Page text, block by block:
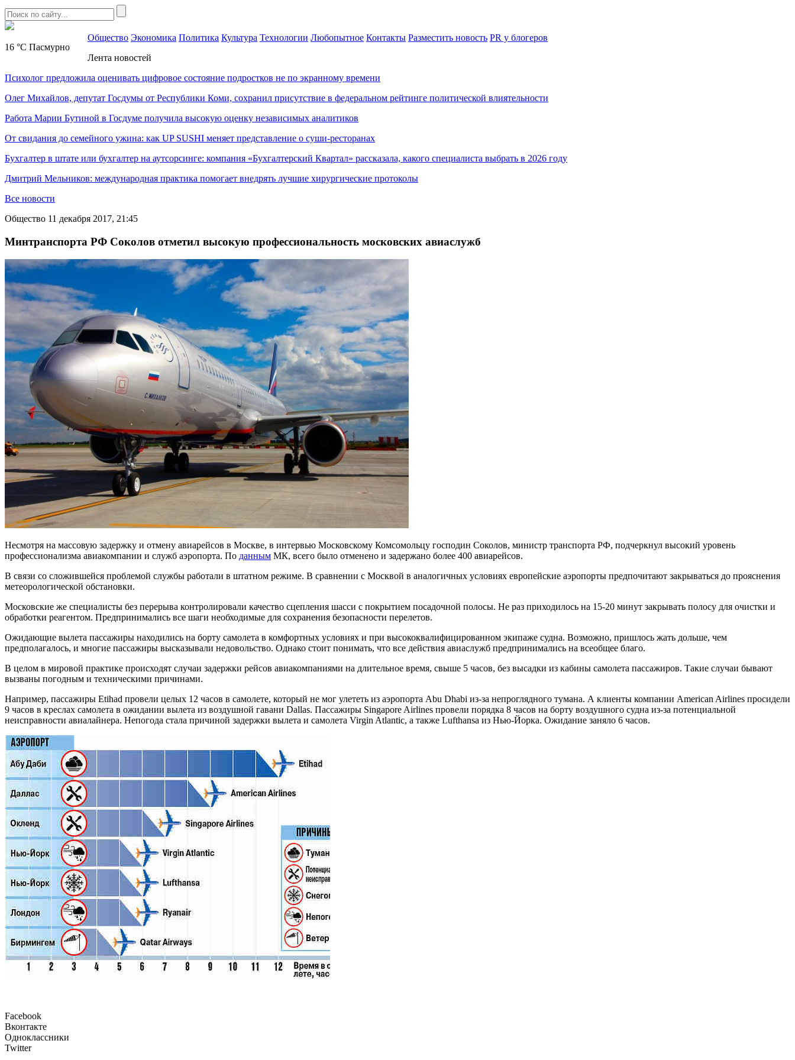
16 °C Пасмурно
Общество Экономика Политика Культура Технологии Любопытное Контакты Разместить новость PR у блогеров
Лента новостей
Психолог предложила оценивать цифровое состояние подростков не по экранному времени
Олег Михайлов, депутат Госдумы от Республики Коми, сохранил присутствие в федеральном рейтинге политической влиятельности
Работа Марии Бутиной в Госдуме получила высокую оценку независимых аналитиков
От свидания до семейного ужина: как UP SUSHI меняет представление о суши-ресторанах
Бухгалтер в штате или бухгалтер на аутсорсинге: компания «Бухгалтерский Квартал» рассказала, какого специалиста выбрать в 2026 году
Дмитрий Мельников: международная практика помогает внедрять лучшие хирургические протоколы
Все новости
Общество 11 декабря 2017, 21:45
Минтранспорта РФ Соколов отметил высокую профессиональность московских авиаслужб
Несмотря на массовую задержку и отмену авиарейсов в Москве, в интервью Московскому Комсомольцу господин Соколов, министр транспорта РФ, подчеркнул высокий уровень
профессионализма авиакомпании и служб аэропорта. По данным МК, всего было отменено и задержано более 400 авиарейсов.
В связи со сложившейся проблемой службы работали в штатном режиме. В сравнении с Москвой в аналогичных условиях европейские аэропорты предпочитают закрываться до прояснения
метеорологической обстановки.
Московские же специалисты без перерыва контролировали качество сцепления шасси с покрытием посадочной полосы. Не раз приходилось на 15-20 минут закрывать полосу для очистки и
обработки реагентом. Предпринимались все шаги необходимые для сохранения безопасности перелетов.
Ожидающие вылета пассажиры находились на борту самолета в комфортных условиях и при высококвалифицированном экипаже судна. Возможно, пришлось жать дольше, чем
предполагалось, и многие пассажиры высказывали недовольство. Однако стоит понимать, что все действия авиаслужб предпринимались на всеобщее благо.
В целом в мировой практике происходят случаи задержки рейсов авиакомпаниями на длительное время, свыше 5 часов, без высадки из кабины самолета пассажиров. Такие случаи бывают
вызваны погодным и техническими причинами.
Например, пассажиры Etihad провели целых 12 часов в самолете, который не мог улететь из аэропорта Abu Dhabi из-за непроглядного тумана. А клиенты компании American Airlines просидели
9 часов в креслах самолета в ожидании вылета из воздушной гавани Dallas. Пассажиры Singapore Airlines провели порядка 8 часов на борту воздушного судна из-за потенциальной
неисправности авиалайнера. Непогода стала причиной задержки вылета и самолета Virgin Atlantic, а также Lufthansa из Нью-Йорка. Ожидание заняло 6 часов.
Facebook
Вконтакте
Одноклассники
Twitter